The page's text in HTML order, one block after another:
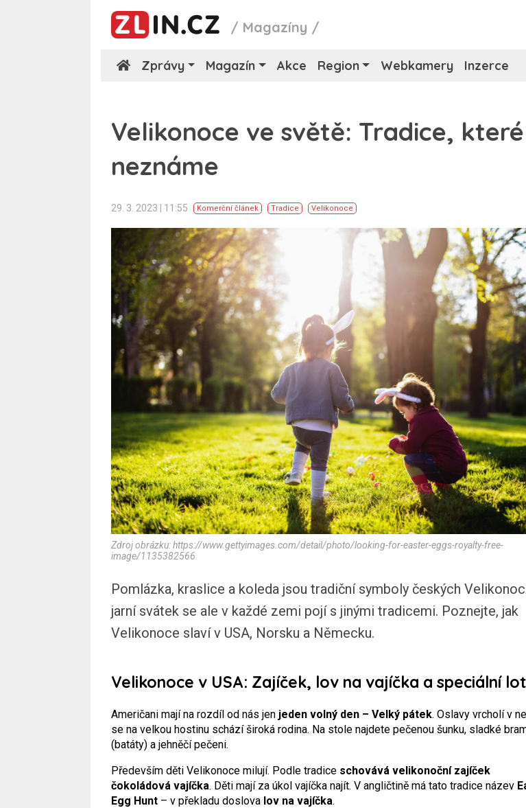
/ Magazíny /
Zprávy Magazín Akce Region Webkamery Inzerce
Velikonoce ve světě: Tradice, které
neznáme
29. 3. 2023 | 11:55 Komerční článek Tradice Velikonoce
Zdroj obrázku: https://www.gettyimages.com/detail/photo/looking-for-easter-eggs-royalty-free-
image/1135382566
Pomlázka, kraslice a koleda jsou tradiční symboly českých
jarní svátek se ale v každé zemi pojí s jinými tradicemi. Poznejte, jak
Velikonoce slaví v USA, Norsku a Německu.
Velikonoce v USA: Zajíček, lov na vajíčka a speciální
Američani mají na rozdíl od nás jen jeden volný den – Velký pátek. Oslavy vrcholí v
se na velkou hostinu schází široká rodina. Na stole najdete pečenou šunku, sladké
(batáty) a jehněčí pečeni.
Především děti Velikonoce milují. Podle tradice schovává velikonoční zajíček
čokoládová vajíčka. Děti mají za úkol vajíčka najít. V angličtině má tato tradice název
Egg Hunt – v překladu doslova lov na vajíčka.